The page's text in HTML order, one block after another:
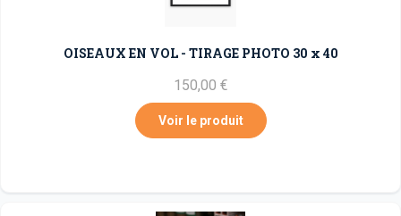
OISEAUX EN VOL - TIRAGE PHOTO 30 x 40
150,00 €
Voir le produit